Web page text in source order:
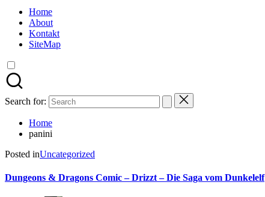
Home
About
Kontakt
SiteMap
Search for:
Home
panini
Posted inUncategorized
Dungeons & Dragons Comic – Drizzt – Die Saga vom Dunkelelf